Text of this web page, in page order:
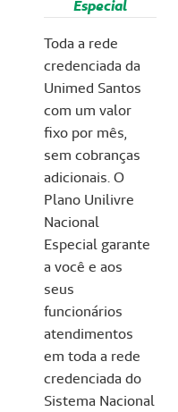
Especial
Toda a rede
credenciada da
Unimed Santos
com um valor
fixo por mês,
sem cobranças
adicionais. O
Plano Unilivre
Nacional
Especial garante
a você e aos
seus
funcionários
atendimentos
em toda a rede
credenciada do
Sistema Nacional